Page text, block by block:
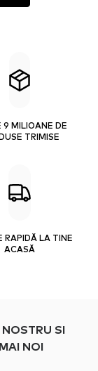
9 MILIOANE DE
TRIMISE
RAPIDĂ LA TINE
ACASĂ
SI
NOI